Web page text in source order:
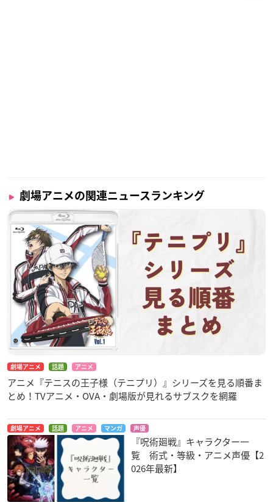
劇場アニメの関連ニュースランキング
劇場アニメ 話題 アニメ
アニメ『テニスの王子様（テニプリ）』シリーズを見る順番ま
とめ！TVアニメ・OVA・劇場版が見れるサブスクを網羅
劇場アニメ 話題 アニメ マンガ 声優
『呪術廻戦』キャラクター一
覧 術式・等級・アニメ声優【2
026年最新】